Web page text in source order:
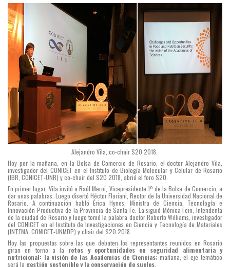
Alejandro Vila, co-chair S20 2018.
Hoy por la mañana, en la Bolsa de Comercio de Rosario, el doctor Alejandro Vila,
investigador del CONICET en el Instituto de Biología Molecular y Celular de Rosario
(IBR, CONICET-UNR) y co-chair del S20 2018, abrió el foro S20.
En primer lugar, Vila invitó a Raúl Meroi, Vicepresidente 1º de la Bolsa de Comercio, a
dar unas palabras. Luego disertó Héctor Floriani, Rector de la Universidad Nacional de
Rosario. A continuación habló Érica Hynes, Ministra de Ciencia, Tecnología e
Innovación Productiva de la Provincia de Santa Fe. La siguió Mónica Fein, Intendenta
de la ciudad de Rosario y luego tomó la palabra doctor Roberto Williams, investigador
del CONICET en el Instituto de Investigaciones en Ciencia y Tecnología de Materiales
(INTEMA, CONICET-UNMDP) y chair del S20 2018.
Hoy las propuestas sobre las que debaten los representantes reunidos en Rosario
giran en torno a la retos y oportunidades en seguridad alimentaria y
nutricional: la visión de las Academias de Ciencias; mañana, el eje temático
será la gestión sostenible y la conservación de suelos